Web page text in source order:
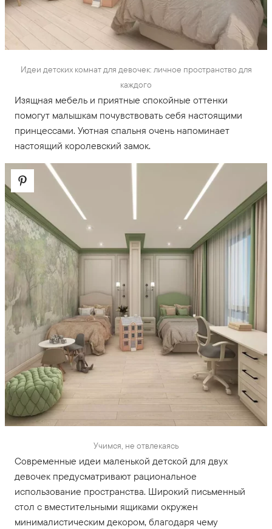
Идеи детских комнат для девочек: личное пространство для
каждого
Изящная мебель и приятные спокойные оттенки
помогут малышкам почувствовать себя настоящими
принцессами. Уютная спальня очень напоминает
настоящий королевский замок.
Учимся, не отвлекаясь
Современные идеи маленькой детской для двух
девочек предусматривают рациональное
использование пространства. Широкий письменный
стол с вместительными ящиками окружен
минималистическим декором, благодаря чему